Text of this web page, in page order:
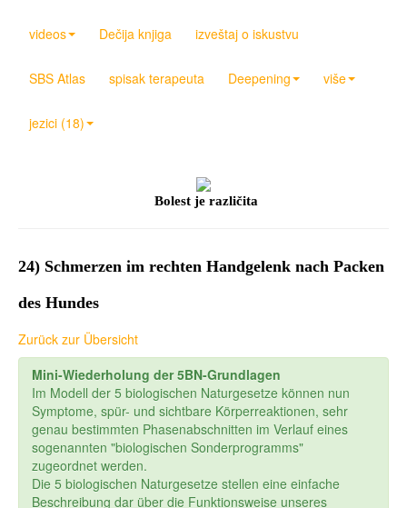
videos Dečija knjiga izveštaj o iskustvu
SBS Atlas spisak terapeuta Deepening više
jezici (18)
Bolest je različita
24) Schmerzen im rechten Handgelenk nach Packen
des Hundes
Zurück zur Übersicht
Mini-Wiederholung der 5BN-Grundlagen
Im Modell der 5 biologischen Naturgesetze können nun
Symptome, spür- und sichtbare Körperreaktionen, sehr
genau bestimmten Phasenabschnitten im Verlauf eines
sogenannten "biologischen Sonderprogramms"
zugeordnet werden.
Die 5 biologischen Naturgesetze stellen eine einfache
Beschreibung dar über die Funktionsweise unseres